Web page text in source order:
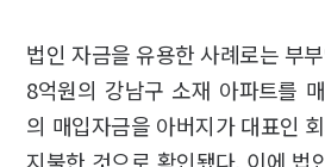
법인 자금을 유용한 사례로는 부
8억원의 강남구 소재 아파트를
의 매입자금을 아버지가 대표인